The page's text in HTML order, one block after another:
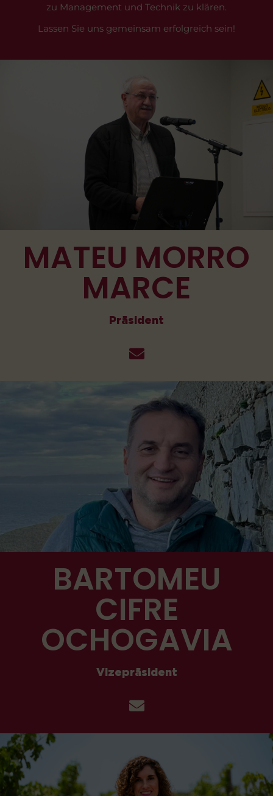
zu Management und Technik zu klären.
Lassen Sie uns gemeinsam erfolgreich sein!
MATEU MORRO
MARCE
Präsident
BARTOMEU
CIFRE
OCHOGAVIA
Vizepräsident